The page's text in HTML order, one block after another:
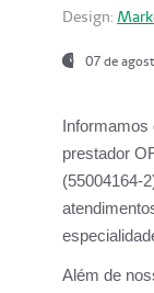
Design:
07 de
prestador
(55004164-
Além de